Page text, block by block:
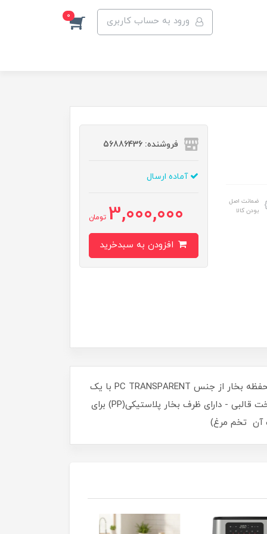
ورود به حساب کاربری 0
ضمانت اصل
بودن کالا
فروشنده: 56886436
آماده ارسال
3,000,000 تومان
قابل استفاده به صورت تک طبقه( با ظرفیت حداکثر 7 عدد تخم مرغ)و دو طبقه با( با ظرفیت حداکثر 14 عدد- درپوش محفظه بخار از جنس PC TRANSPARENT با یک
سوراخ خروجی بخار و هشدار HOT STEAM - امکان بخارپز کردن تخم مرغ پز در قالب پلاستیکی از جنس PP به جهت پخت قالبی - دارای ظرف بخار پلاستیکی(PP) برای
آن تخم مرغ)